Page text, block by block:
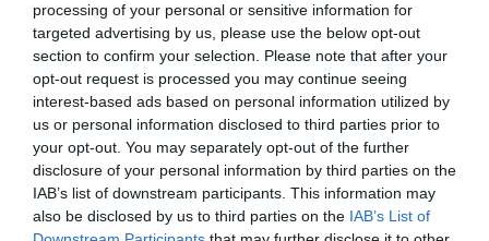
processing of your personal or sensitive information for
targeted advertising by us, please use the below opt-out
section to confirm your selection. Please note that after your
opt-out request is processed you may continue seeing
interest-based ads based on personal information utilized by
us or personal information disclosed to third parties prior to
your opt-out. You may separately opt-out of the further
disclosure of your personal information by third parties on the
IAB’s list of downstream participants. This information may
also be disclosed by us to third parties on the IAB’s List of
Condividi
questo
articolo
su
Whatsapp
Condividi
questo
articolo
su
Telegram
TwitterCondividi
Tags
VALLO TOMO